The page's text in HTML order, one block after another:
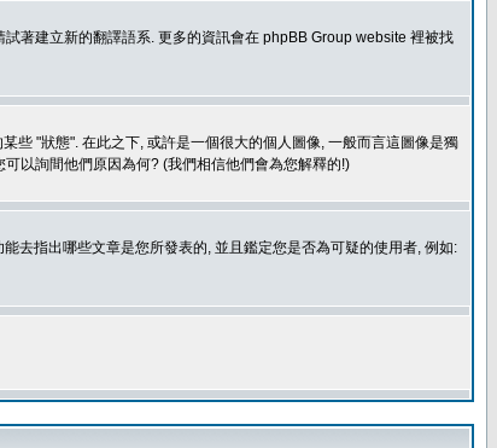
著建立新的翻譯語系. 更多的資訊會在 phpBB Group website 裡被找
些 "狀態". 在此之下, 或許是一個很大的個人圖像, 一般而言這圖像是獨
以詢間他們原因為何? (我們相信他們會為您解釋的!)
去指出哪些文章是您所發表的, 並且鑑定您是否為可疑的使用者, 例如: